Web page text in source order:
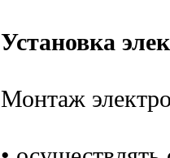
Установка
Монтаж